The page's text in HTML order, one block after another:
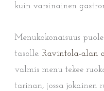
kuin varsinainen
Menukokonaisuus
tasolle. Ravintola-alan
valmis menu tekee
tarinan, jossa jokainen